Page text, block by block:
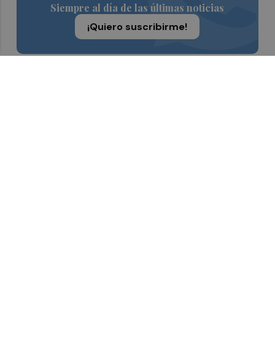
Siempre al día de las últimas noticias
¡Quiero suscribirme!